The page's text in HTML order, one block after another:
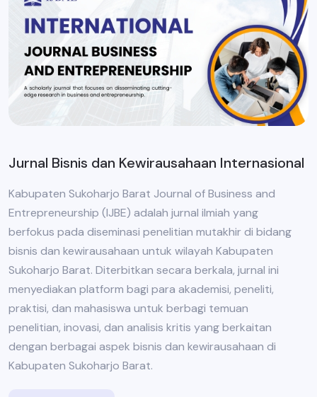
Jurnal Bisnis dan Kewirausahaan Internasional
Kabupaten Sukoharjo Barat Journal of Business and
Entrepreneurship (IJBE) adalah jurnal ilmiah yang
berfokus pada diseminasi penelitian mutakhir di bidang
bisnis dan kewirausahaan untuk wilayah Kabupaten
Sukoharjo Barat. Diterbitkan secara berkala, jurnal ini
menyediakan platform bagi para akademisi, peneliti,
praktisi, dan mahasiswa untuk berbagi temuan
penelitian, inovasi, dan analisis kritis yang berkaitan
dengan berbagai aspek bisnis dan kewirausahaan di
Kabupaten Sukoharjo Barat.